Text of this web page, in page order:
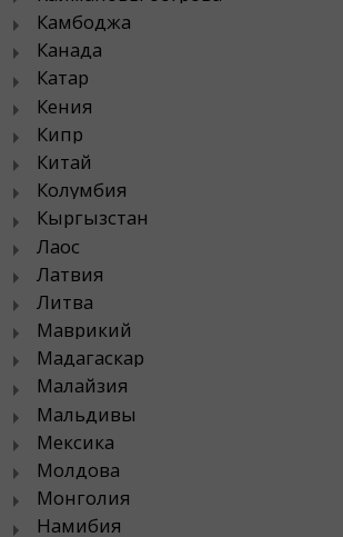
Камбоджа
Канада
Катар
Кения
Кипр
Китай
Колумбия
Кыргызстан
Лаос
Латвия
Литва
Маврикий
Мадагаскар
Малайзия
Мальдивы
Мексика
Молдова
Монголия
Намибия